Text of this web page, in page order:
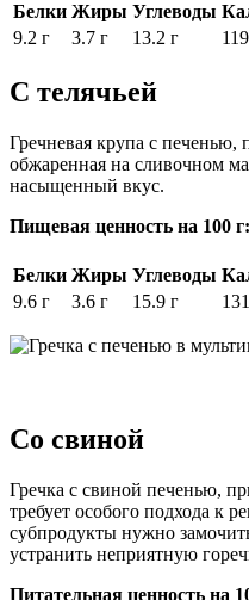
Белки Жиры Углеводы
9.2 г
3.7 г 13.2 г
С телячьей
Гречневая крупа с печенью,
обжаренная на сливочном
насыщенный вкус.
Пищевая ценность на 100 г:
Белки Жиры Углеводы
9.6 г
3.6 г 15.9 г
Со свиной
Гречка с свиной печенью,
требует особого подхода к
субпродукты нужно
устранить неприятную
Питательная ценность на